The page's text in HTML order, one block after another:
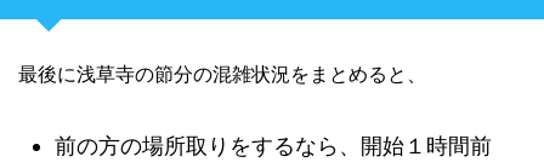
最後に浅草寺の節分の混雑状況をまとめると、
前の方の場所取りをするなら、開始１時間前